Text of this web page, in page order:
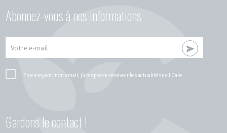
Abonnez-vous à nos informations
Votre e-mail
En envoyant mon email, j'accepte de recevoir les actualités de I Care
Gardons le contact !